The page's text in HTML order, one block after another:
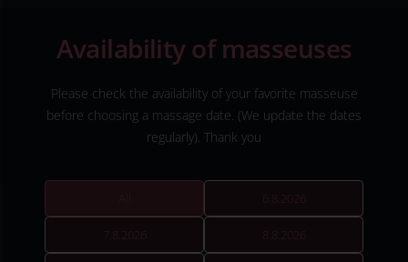
Availability of masseuses
Please check the availability of your favorite masseuse
before choosing a massage date. (We update the dates
regularly). Thank you
6.8.2026
7.8.2026 8.8.2026